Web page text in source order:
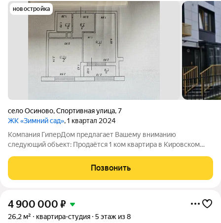
новостройка
село Осиново,Спортивная улица,7
ЖК «Зимний сад», 1 квартал 2024
Компания ГиперДом предлагает Вашему вниманию
следующий объект: Продаётся 1 ком квартира в Кировском
сельское поселение, Зеленодольский район, Республика
Татарстан ,ЖК Зимний Сад , на 7/10
Позвонить
4 900 000 ₽
26,2 м² квартира-студия 5 этаж из 8